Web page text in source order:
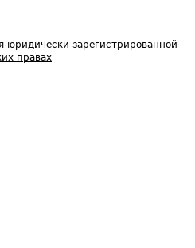
юридически зарегистрированной
правах